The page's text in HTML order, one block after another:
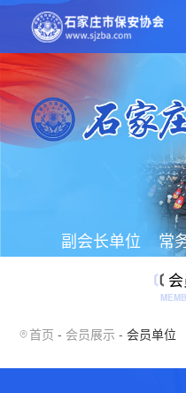
副会长单位 常
首页 会员展示 会员单位